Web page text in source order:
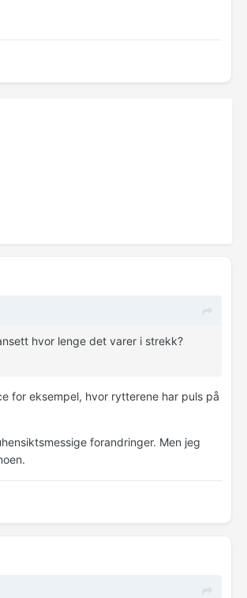
hvor lenge det varer i strekk?
for eksempel, hvor rytterene har puls på
forandringer. Men jeg